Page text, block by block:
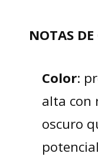
NOTAS
Color:
alta con
oscuro